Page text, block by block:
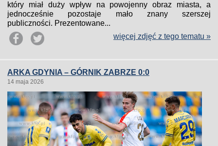
który miał duży wpływ na powojenny obraz miasta, a
jednocześnie pozostaje mało znany szerszej
publiczności. Prezentowane...
więcej zdjęć z tego tematu »
ARKA GDYNIA – GÓRNIK ZABRZE 0:0
14 maja 2026